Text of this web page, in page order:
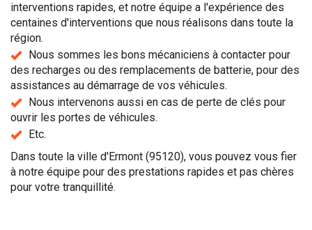
interventions rapides, et notre équipe a l'expérience des
centaines d'interventions que nous réalisons dans toute la
région.
Nous sommes les bons mécaniciens à contacter pour
des recharges ou des remplacements de batterie, pour des
assistances au démarrage de vos véhicules.
Nous intervenons aussi en cas de perte de clés pour
ouvrir les portes de véhicules.
Etc.
Dans toute la ville d'Ermont (95120), vous pouvez vous fier
à notre équipe pour des prestations rapides et pas chères
pour votre tranquillité.